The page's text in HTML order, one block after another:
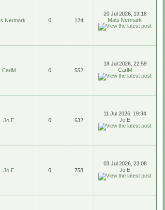
Nermark 0 124
20 Jul 2026, 13:18
Mats Nermark
CarlM 0 552
18 Jul 2026, 22:59
CarlM
Jo E 0 632
11 Jul 2026, 19:34
Jo E
Jo E 0 758
03 Jul 2026, 23:08
Jo E